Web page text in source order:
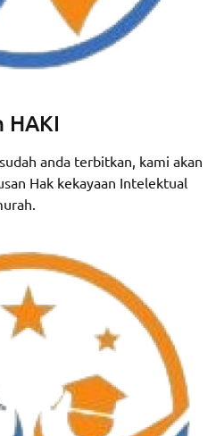
HAKI
anda terbitkan, kami akan
Hak kekayaan Intelektual